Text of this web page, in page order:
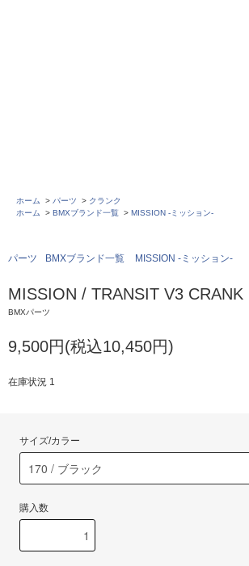
ホーム > パーツ > クランク
ホーム
> BMXブランド一覧 > MISSION -ミッション-
パーツ BMXブランド一覧 MISSION -ミッション-
MISSION / TRANSIT V3 CRANK
BMXパーツ
9,500円(税込10,450円)
在庫状況 1
サイズ/カラー
購入数